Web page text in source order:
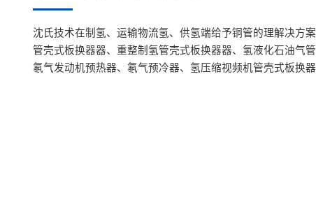
沈氏技术在制氢、运输物流氢、供氢端给予铜管的理解决方
管壳式板换器器、重整制氢管壳式板换器器、氢液化石油气
氡气发动机预热器、氡气预冷器、氢压缩视频机管壳式板换器